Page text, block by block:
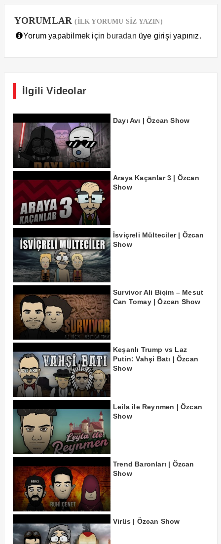
YORUMLAR(İLK YORUMU SİZ YAZIN)
Yorum yapabilmek için buradan üye girişi yapınız.
İlgili Videolar
Dayı Avı | Özcan Show
Araya Kaçanlar 3 | Özcan
Show
İsviçreli Mülteciler | Özcan
Show
Survivor Ali Biçim – Mesut
Can Tomay | Özcan Show
Keşanlı Trump vs Laz
Putin: Vahşi Batı | Özcan
Show
Leila ile Reynmen | Özcan
Show
Trend Baronları | Özcan
Show
Virüs | Özcan Show